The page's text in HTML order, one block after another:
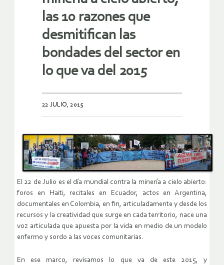
las 10 razones que
desmitifican las
bondades del sector en
lo que va del 2015
22 JULIO, 2015
El 22 de Julio es el día mundial contra la minería a cielo abierto:
foros en Haiti, recitales en Ecuador, actos en Argentina,
documentales en Colombia, en fin, articuladamente y desde los
recursos y la creatividad que surge en cada territorio, nace una
voz articulada que apuesta por la vida en medio de un modelo
enfermo y sordo a las voces comunitarias.
En ese marco, revisamos lo que va de este 2015, y